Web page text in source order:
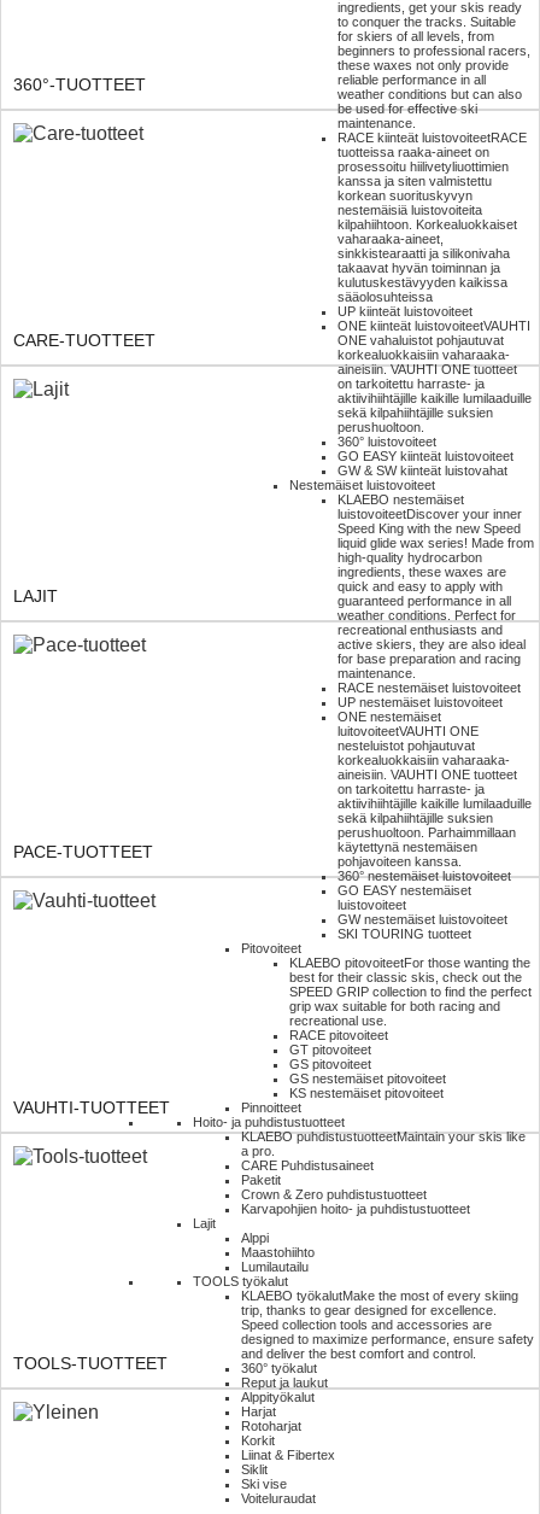
ingredients, get your skis ready
to conquer the tracks. Suitable
for skiers of all levels, from
beginners to professional racers,
these waxes not only provide
reliable performance in all
weather conditions but can also
be used for effective ski
maintenance.
RACE kiinteät luistovoiteetRACE
tuotteissa raaka-aineet on
prosessoitu hiilivetyliuottimien
kanssa ja siten valmistettu
korkean suorituskyvyn
nestemäisiä luistovoiteita
kilpahiihtoon. Korkealuokkaiset
vaharaaka-aineet,
sinkkistearaatti ja silikonivaha
takaavat hyvän toiminnan ja
kulutuskestävyyden kaikissa
sääolosuhteissa
UP kiinteät luistovoiteet
ONE kiinteät luistovoiteetVAUHTI
ONE vahaluistot pohjautuvat
korkealuokkaisiin vaharaaka-
aineisiin. VAUHTI ONE tuotteet
on tarkoitettu harraste- ja
aktiivihiihtäjille kaikille lumilaaduille
sekä kilpahiihtäjille suksien
perushuoltoon.
360° luistovoiteet
GO EASY kiinteät luistovoiteet
GW & SW kiinteät luistovahat
Nestemäiset luistovoiteet
KLAEBO nestemäiset
luistovoiteetDiscover your inner
Speed King with the new Speed
liquid glide wax series! Made from
high-quality hydrocarbon
ingredients, these waxes are
quick and easy to apply with
guaranteed performance in all
weather conditions. Perfect for
recreational enthusiasts and
active skiers, they are also ideal
for base preparation and racing
maintenance.
RACE nestemäiset luistovoiteet
UP nestemäiset luistovoiteet
ONE nestemäiset
luitovoiteetVAUHTI ONE
nesteluistot pohjautuvat
korkealuokkaisiin vaharaaka-
aineisiin. VAUHTI ONE tuotteet
on tarkoitettu harraste- ja
aktiivihiihtäjille kaikille lumilaaduille
sekä kilpahiihtäjille suksien
perushuoltoon. Parhaimmillaan
käytettynä nestemäisen
pohjavoiteen kanssa.
360° nestemäiset luistovoiteet
GO EASY nestemäiset
luistovoiteet
GW nestemäiset luistovoiteet
SKI TOURING tuotteet
Pitovoiteet
KLAEBO pitovoiteetFor those wanting the
best for their classic skis, check out the
SPEED GRIP collection to find the perfect
grip wax suitable for both racing and
recreational use.
RACE pitovoiteet
GT pitovoiteet
GS pitovoiteet
GS nestemäiset pitovoiteet
KS nestemäiset pitovoiteet
Pinnoitteet
Hoito- ja puhdistustuotteet
KLAEBO puhdistustuotteetMaintain your skis like
a pro.
CARE Puhdistusaineet
Paketit
Crown & Zero puhdistustuotteet
Karvapohjien hoito- ja puhdistustuotteet
Lajit
Alppi
Maastohiihto
Lumilautailu
TOOLS työkalut
KLAEBO työkalutMake the most of every skiing
trip, thanks to gear designed for excellence.
Speed collection tools and accessories are
designed to maximize performance, ensure safety
and deliver the best comfort and control.
360° työkalut
Reput ja laukut
Alppityökalut
Harjat
Rotoharjat
Korkit
Liinat & Fibertex
Siklit
Ski vise
Voiteluraudat
360°-TUOTTEET
CARE-TUOTTEET
LAJIT
PACE-TUOTTEET
VAUHTI-TUOTTEET
TOOLS-TUOTTEET